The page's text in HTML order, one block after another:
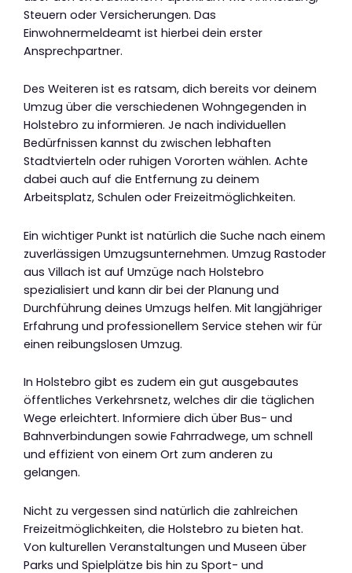
Steuern oder Versicherungen. Das
Einwohnermeldeamt ist hierbei dein erster
Ansprechpartner.
Des Weiteren ist es ratsam, dich bereits vor deinem
Umzug über die verschiedenen Wohngegenden in
Holstebro zu informieren. Je nach individuellen
Bedürfnissen kannst du zwischen lebhaften
Stadtvierteln oder ruhigen Vororten wählen. Achte
dabei auch auf die Entfernung zu deinem
Arbeitsplatz, Schulen oder Freizeitmöglichkeiten.
Ein wichtiger Punkt ist natürlich die Suche nach einem
zuverlässigen Umzugsunternehmen. Umzug Rastoder
aus Villach ist auf Umzüge nach Holstebro
spezialisiert und kann dir bei der Planung und
Durchführung deines Umzugs helfen. Mit langjähriger
Erfahrung und professionellem Service stehen wir für
einen reibungslosen Umzug.
In Holstebro gibt es zudem ein gut ausgebautes
öffentliches Verkehrsnetz, welches dir die täglichen
Wege erleichtert. Informiere dich über Bus- und
Bahnverbindungen sowie Fahrradwege, um schnell
und effizient von einem Ort zum anderen zu
gelangen.
Nicht zu vergessen sind natürlich die zahlreichen
Freizeitmöglichkeiten, die Holstebro zu bieten hat.
Von kulturellen Veranstaltungen und Museen über
Parks und Spielplätze bis hin zu Sport- und